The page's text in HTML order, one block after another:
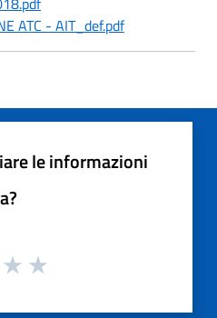
ATC - AIT_def.pdf
le informazioni